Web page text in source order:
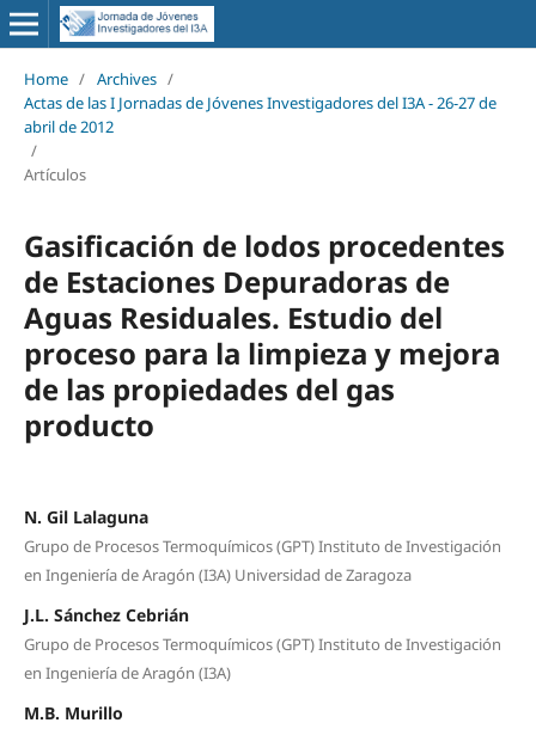
Home / Archives /
Actas de las I Jornadas de Jóvenes Investigadores del I3A - 26‐27 de
abril de 2012
/
Artículos
Gasificación de lodos procedentes
de Estaciones Depuradoras de
Aguas Residuales. Estudio del
proceso para la limpieza y mejora
de las propiedades del gas
producto
N. Gil Lalaguna
Grupo de Procesos Termoquímicos (GPT) Instituto de Investigación
en Ingeniería de Aragón (I3A) Universidad de Zaragoza
J.L. Sánchez Cebrián
Grupo de Procesos Termoquímicos (GPT) Instituto de Investigación
en Ingeniería de Aragón (I3A)
M.B. Murillo